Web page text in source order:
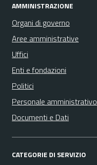
AMMINISTRAZIONE
Organi di governo
Aree amministrative
Uffici
Enti e fondazioni
Politici
Personale amministrativo
Documenti e Dati
CATEGORIE DI SERVIZIO